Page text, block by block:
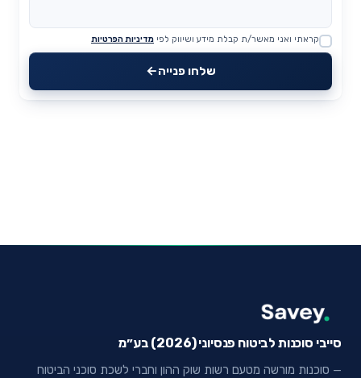
Website
קראתי ואני מאשר/ת קבלת מידע ושיווק לפי מדיניות הפרטיות
שלחו פנייה
סייבי סוכנות לביטוח פנסיוני (2026) בע״מ
— סוכנות מורשה מטעם רשות שוק ההון וחברי לשכת סוכני הביטוח